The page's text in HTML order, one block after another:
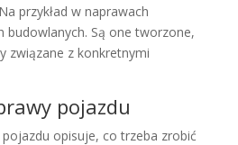
przykład w naprawach
budowlanych. Są one tworzone,
związane z konkretnymi
pojazdu
opisuje, co trzeba zrobić